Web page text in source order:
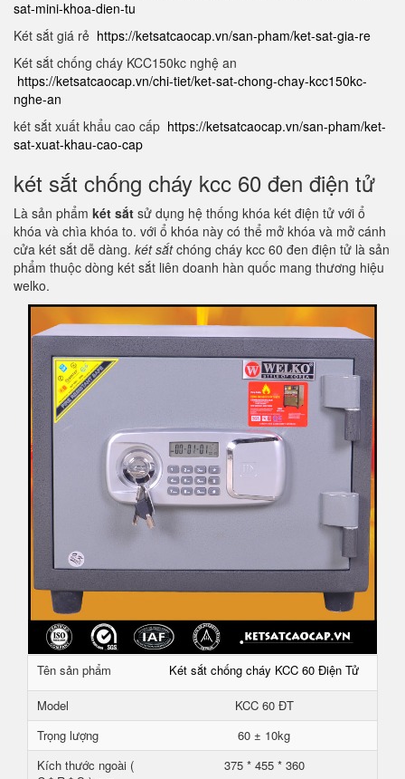
sat-mini-khoa-dien-tu
Két sắt giá rẻ https://ketsatcaocap.vn/san-pham/ket-sat-gia-re
Két sắt chống cháy KCC150kc nghệ an
https://ketsatcaocap.vn/chi-tiet/ket-sat-chong-chay-kcc150kc-
nghe-an
két sắt xuất khẩu cao cấp https://ketsatcaocap.vn/san-pham/ket-
sat-xuat-khau-cao-cap
két sắt chống cháy kcc 60 đen điện tử
Là sản phẩm két sắt sử dụng hệ thống khóa két điện tử với ổ
khóa và chìa khóa to. với ổ khóa này có thể mở khóa và mở cánh
cửa két sắt dễ dàng. két sắtchóng cháy kcc 60 đen điện tử là sản
phẩm thuộc dòng két sắt liên doanh hàn quốc mang thương hiệu
welko.
Tên sản phẩm Két sắt chống cháy KCC 60 Điện Tử
Model
KCC 60 ĐT
Trọng lượng
60 ± 10kg
Kích thước ngoài (
375 * 455 * 360